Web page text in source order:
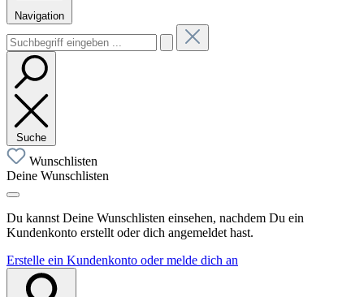
Navigation
Suche
Wunschlisten
Deine Wunschlisten
Du kannst Deine Wunschlisten einsehen, nachdem Du ein
Kundenkonto erstellt oder dich angemeldet hast.
Erstelle ein Kundenkonto oder melde dich an